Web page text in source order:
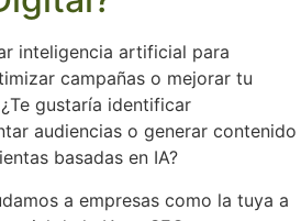
inteligencia artificial para
campañas o mejorar tu
gustaría identificar
audiencias o generar contenido
basadas en IA?
a empresas como la tuya a